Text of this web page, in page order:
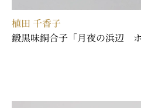
植田 千香子
鍛黒味銅合子「月夜の浜辺 ホ